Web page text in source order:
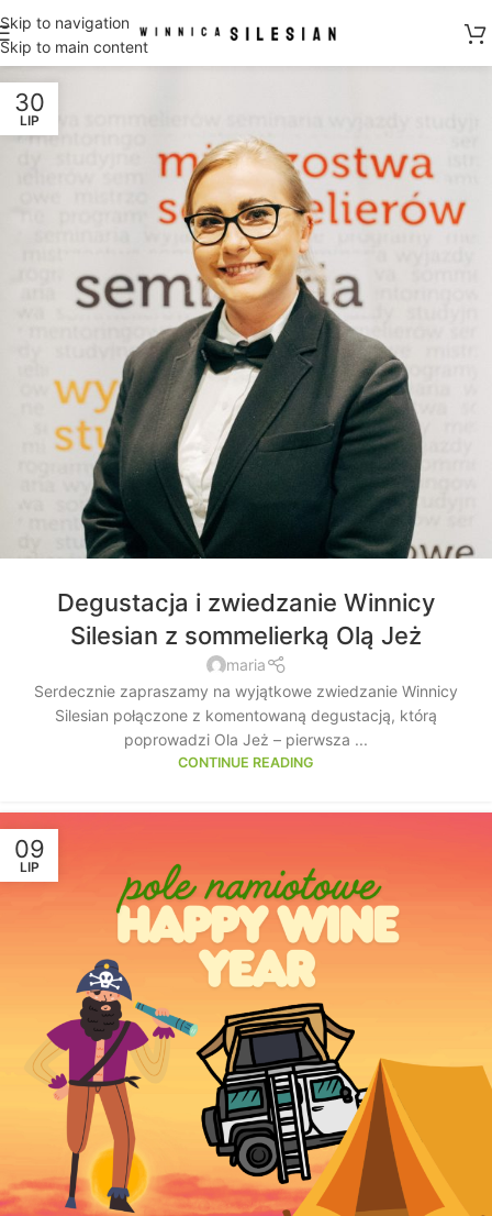
Skip to navigation
Skip to main content
30
LIP
Degustacja i zwiedzanie Winnicy
Silesian z sommelierką Olą Jeż
maria
Serdecznie zapraszamy na wyjątkowe zwiedzanie Winnicy
Silesian połączone z komentowaną degustacją, którą
poprowadzi Ola Jeż – pierwsza ...
CONTINUE READING
09
LIP